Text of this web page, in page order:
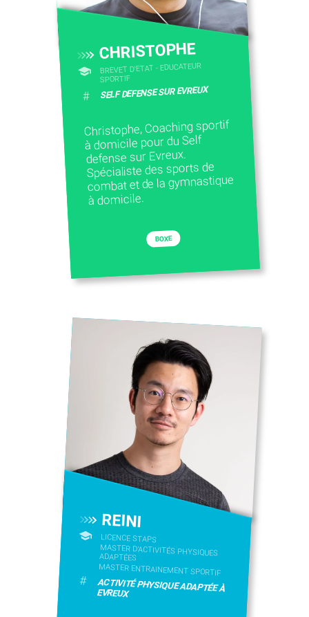
CHRISTOPHE
BREVET D'ETAT - EDUCATEUR
SPORTIF
# SELF DEFENSE SUR EVREUX
Christophe, Coaching sportif
à domicile pour du Self
defense sur Evreux.
Spécialiste des sports de
combat et de la gymnastique
à domicile.
BOXE
REINI
LICENCE STAPS
MASTER D'ACTIVITÉS PHYSIQUES
ADAPTÉES
MASTER ENTRAINEMENT SPORTIF
# ACTIVITÉ PHYSIQUE ADAPTÉE À
EVREUX